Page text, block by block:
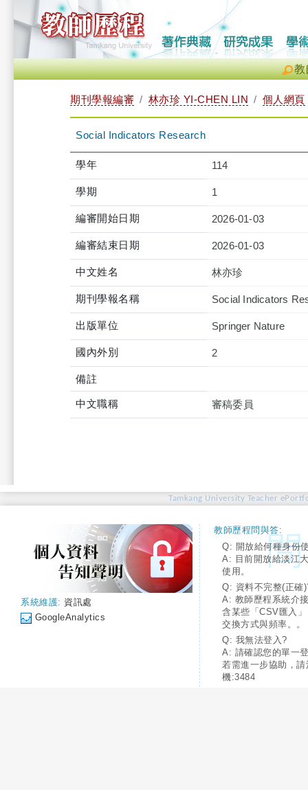
教
期刊學報編審 林亦珍 YI-CHEN LIN 個人網頁
Social Indicators Research
學年 114
學期 1
編審開始日期 2026-01-03
編審結束日期 2026-01-03
中文姓名 林亦珍
期刊學報名稱 Social Indicators
出版單位 Springer Nature
國內外別 2
備註
中文職稱 審稿委員
Tamkang University Teacher
系統維護: 資訊處
GoogleAnalytics
教師歷程問與答:
Q: 開放給何種身份
A: 目前開放給淡江
使用。
Q: 資料不完整(正確
A: 教師歷程系統介
含某些「CSV匯入
交換方式與頻率。。
Q: 我無法登入?
A: 請確認您的單一
若需進一步協助，
機:3484